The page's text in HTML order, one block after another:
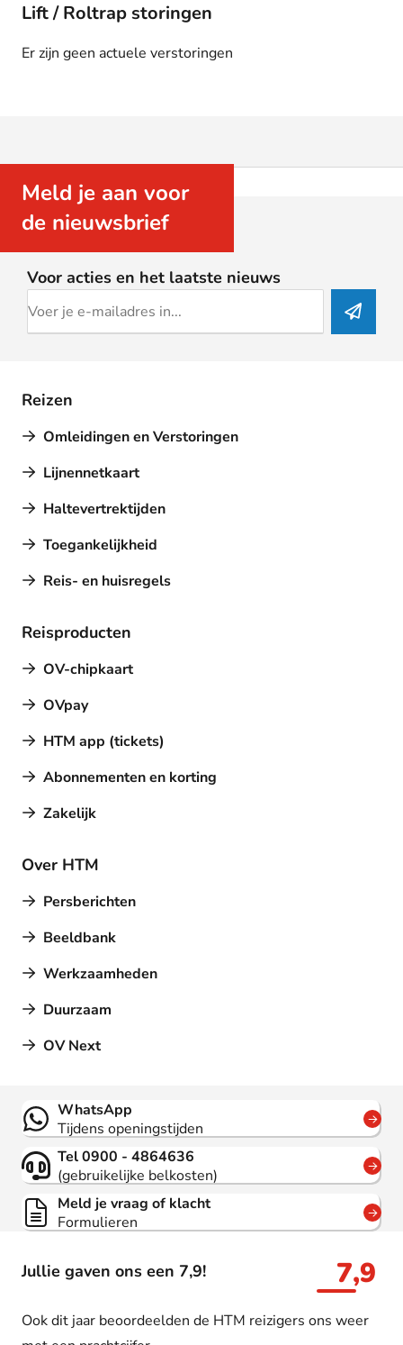
Lift / Roltrap storingen
Er zijn geen actuele verstoringen
Meld je aan voor
de nieuwsbrief
Voor acties en het laatste nieuws
Reizen
Omleidingen en Verstoringen
Lijnennetkaart
Haltevertrektijden
Toegankelijkheid
Reis- en huisregels
Reisproducten
OV-chipkaart
OVpay
HTM app (tickets)
Abonnementen en korting
Zakelijk
Over HTM
Persberichten
Beeldbank
Werkzaamheden
Duurzaam
OV Next
Jullie gaven ons een 7,9! 7,9
Ook dit jaar beoordeelden de HTM reizigers ons weer
Contact
WhatsApp
Tijdens openingstijden
Tel 0900 - 4864636
(gebruikelijke belkosten)
Meld je vraag of klacht
Formulieren